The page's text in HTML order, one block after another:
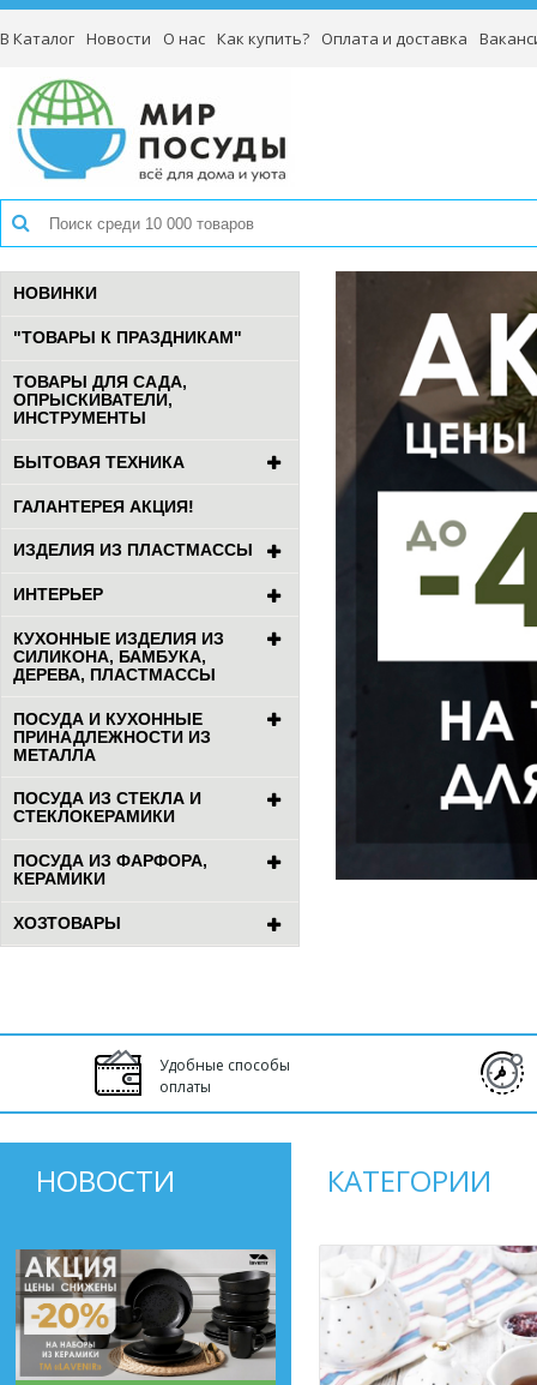
В Каталог Новости О нас Как купить? Оплата и доставка
НОВИНКИ
"ТОВАРЫ К ПРАЗДНИКАМ"
ТОВАРЫ ДЛЯ САДА,
ОПРЫСКИВАТЕЛИ,
ИНСТРУМЕНТЫ
БЫТОВАЯ ТЕХНИКА
ГАЛАНТЕРЕЯ АКЦИЯ!
ИЗДЕЛИЯ ИЗ ПЛАСТМАССЫ
ИНТЕРЬЕР
КУХОННЫЕ ИЗДЕЛИЯ ИЗ
СИЛИКОНА, БАМБУКА,
ДЕРЕВА, ПЛАСТМАССЫ
ПОСУДА И КУХОННЫЕ
ПРИНАДЛЕЖНОСТИ ИЗ
МЕТАЛЛА
ПОСУДА ИЗ СТЕКЛА И
СТЕКЛОКЕРАМИКИ
ПОСУДА ИЗ ФАРФОРА,
КЕРАМИКИ
ХОЗТОВАРЫ
Удобные способы
оплаты
НОВОСТИ КАТЕГОРИИ